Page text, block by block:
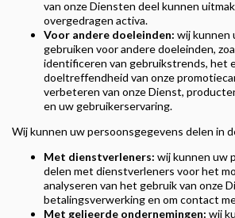
van onze Diensten deel kunnen
overgedragen activa.
Voor andere doeleinden: wij kunnen
gebruiken voor andere doeleinden,
identificeren van gebruikstrends, het
doeltreffendheid van onze
verbeteren van onze Dienst,
en uw gebruikerservaring.
Wij kunnen uw persoonsgegevens delen in
Met dienstverleners: wij kunnen uw
delen met dienstverleners voor het
analyseren van het gebruik van onze
betalingsverwerking en om contact
Met gelieerde ondernemingen: wij